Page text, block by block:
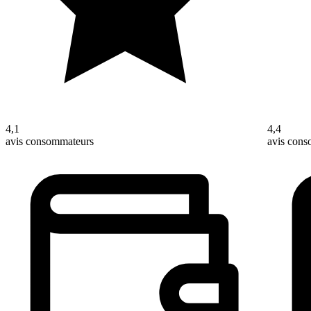
4,1
avis consommateurs
4,4
avis